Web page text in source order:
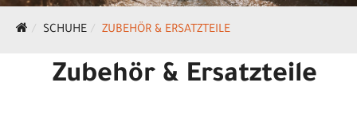
SCHUHE ZUBEHÖR & ERSATZTEILE
Zubehör & Ersatzteile